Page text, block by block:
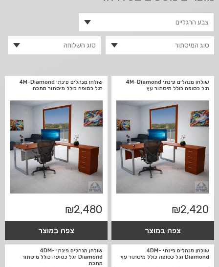
שולחן מנהלים פינתי 4M-Diamond
רגל כסופה כולל מיסתור עץ
₪2,420
צפה במוצר
שולחן מנהלים פינתי 4M-Diamond
רגל כסופה כולל מיסתור מתכת
₪2,480
צפה במוצר
שולחן מנהלים פינתי 4DM-
Diamond רגל כסופה כולל מיסתור עץ
שולחן מנהלים פינתי 4DM-
Diamond רגל כסופה כולל מיסתור
מתכת